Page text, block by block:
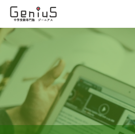
志望校別特訓
模試